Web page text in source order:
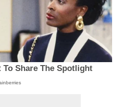
Share The Spotlight